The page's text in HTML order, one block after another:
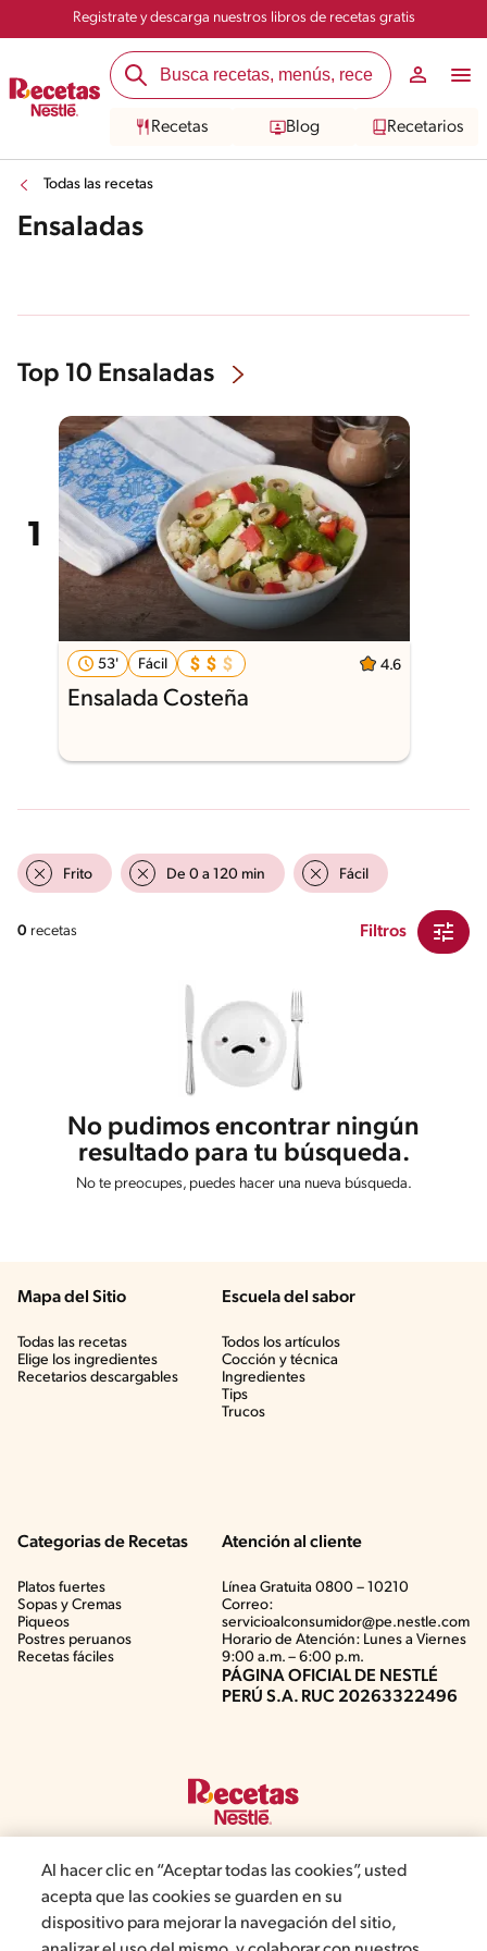
Registrate y descarga nuestros libros de recetas gratis
Recetas Blog Recetarios
Todas las recetas
Ensaladas
Top 10 Ensaladas
53' Fácil 4.6
Ensalada Costeña
Frito De 0 a 120 min Fácil
0 recetas Filtros
No pudimos encontrar ningún
resultado para tu búsqueda.
No te preocupes, puedes hacer una nueva búsqueda.
Mapa del Sitio
Todas las recetas
Elige los ingredientes
Recetarios descargables
Escuela del sabor
Todos los artículos
Cocción y técnica
Ingredientes
Tips
Trucos
Categorias de Recetas
Platos fuertes
Sopas y Cremas
Piqueos
Postres peruanos
Recetas fáciles
Atención al cliente
Línea Gratuita 0800 – 10210
Correo:
servicioalconsumidor@pe.nestle.com
Horario de Atención: Lunes a Viernes
9:00 a.m. – 6:00 p.m.
PÁGINA OFICIAL DE NESTLÉ
PERÚ S.A. RUC 20263322496
©2019, Nestlé. Marcas registradas por Société del Produits Nestlé,
S.A. Vevey (Suiza)
Al hacer clic en “Aceptar todas las cookies”, usted
acepta que las cookies se guarden en su
dispositivo para mejorar la navegación del sitio,